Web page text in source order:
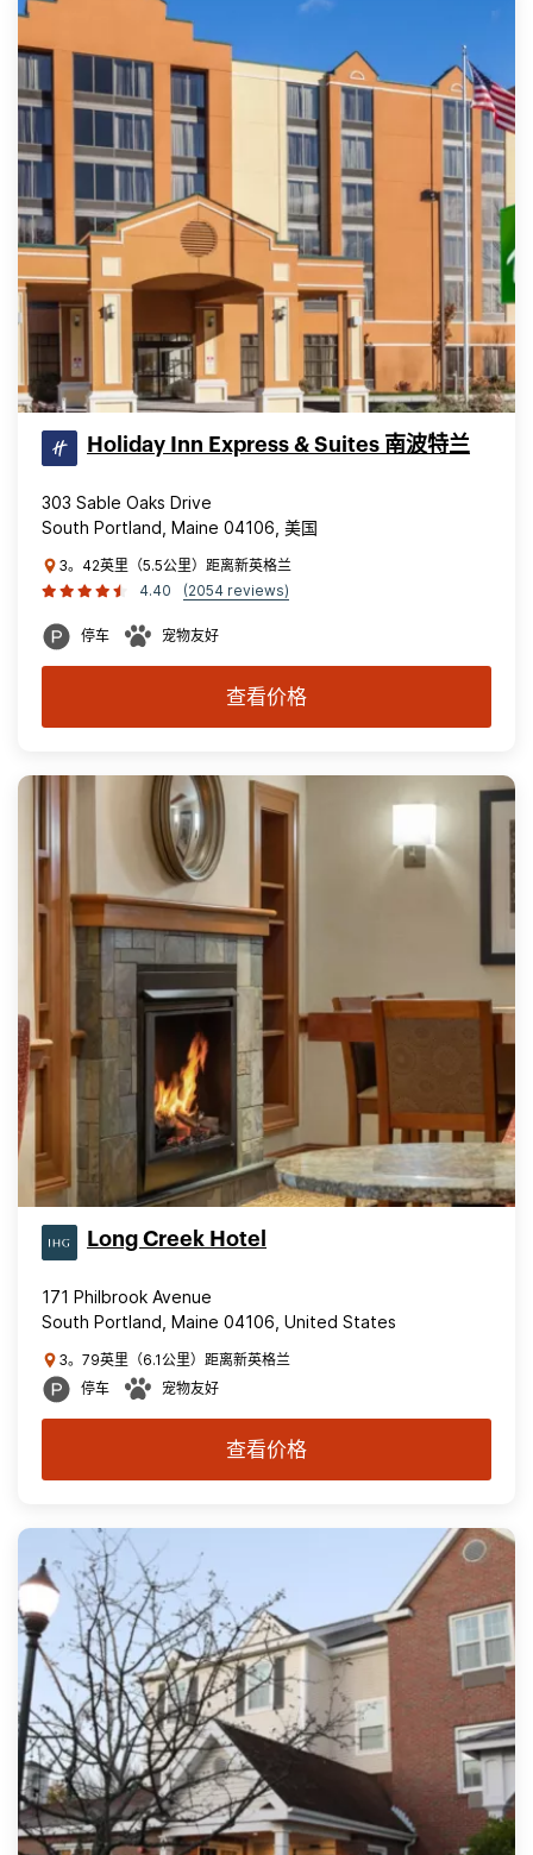
Holiday Inn Express & Suites 南波特兰
303 Sable Oaks Drive
South Portland, Maine 04106, 美国
3。42英里（5.5公里）距离新英格兰
4.40
(2054 reviews)
停车 宠物友好
查看价格
Long Creek Hotel
171 Philbrook Avenue
South Portland, Maine 04106, United States
3。79英里（6.1公里）距离新英格兰
停车
宠物友好
查看价格